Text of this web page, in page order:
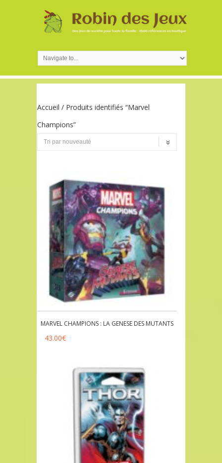
Accueil / Produits identifiés “Marvel
Champions”
MARVEL CHAMPIONS : LA GENESE DES MUTANTS
43.00€